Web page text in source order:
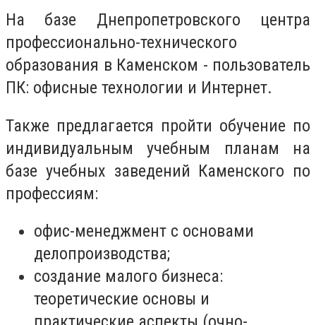
На базе Днепропетровского центра
профессионально-технического
образования в Каменском - пользователь
ПК: офисные технологии и Интернет.
Также предлагается пройти обучение по
индивидуальным учебным планам на
базе учебных заведений Каменского по
профессиям:
офис-менеджмент с основами
делопроизводства;
создание малого бизнеса:
теоретические основы и